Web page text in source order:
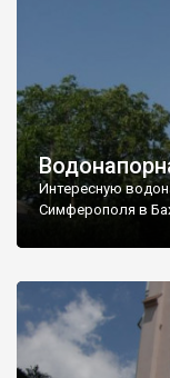
Интересную
Симферополя в